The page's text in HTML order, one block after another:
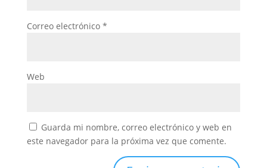
Correo electrónico *
Web
Guarda mi nombre, correo electrónico y web en
este navegador para la próxima vez que comente.